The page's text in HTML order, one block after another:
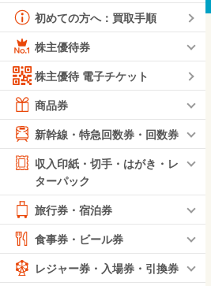
初めての方へ：買取手順
株主優待券
株主優待 電子チケット
商品券
新幹線・特急回数券・回数券
収入印紙・切手・はがき・レ
ターパック
旅行券・宿泊券
食事券・ビール券
レジャー券・入場券・引換券